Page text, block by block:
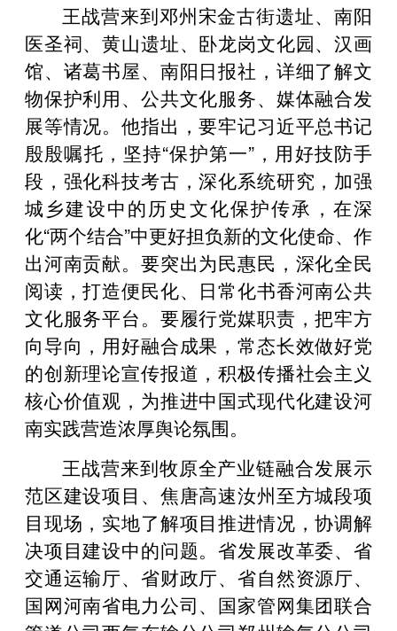
王战营来到邓州宋金古街遗址、南阳
医圣祠、黄山遗址、卧龙岗文化园、汉画
馆、诸葛书屋、南阳日报社，详细了解文
物保护利用、公共文化服务、媒体融合发
展等情况。他指出，要牢记习近平总书记
殷殷嘱托，坚持“保护第一”，用好技防手
段，强化科技考古，深化系统研究，加强
城乡建设中的历史文化保护传承，在深
化“两个结合”中更好担负新的文化使命、作
出河南贡献。要突出为民惠民，深化全民
阅读，打造便民化、日常化书香河南公共
文化服务平台。要履行党媒职责，把牢方
向导向，用好融合成果，常态长效做好党
的创新理论宣传报道，积极传播社会主义
核心价值观，为推进中国式现代化建设河
南实践营造浓厚舆论氛围。
王战营来到牧原全产业链融合发展示
范区建设项目、焦唐高速汝州至方城段项
目现场，实地了解项目推进情况，协调解
决项目建设中的问题。省发展改革委、省
交通运输厅、省财政厅、省自然资源厅、
国网河南省电力公司、国家管网集团联合